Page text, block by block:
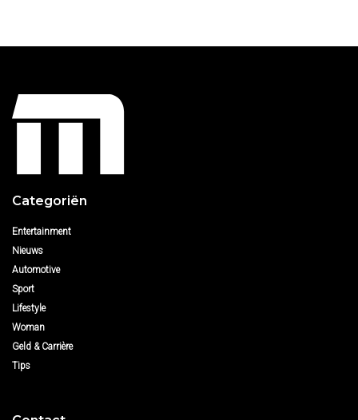
Categoriën
Entertainment
Nieuws
Automotive
Sport
Lifestyle
Woman
Geld & Carrière
Tips